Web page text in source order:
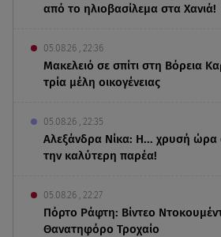
από το ηλιοβασίλεμα στα Χανιά!
05.08.26 , 22:36
Μακελειό σε σπίτι στη Βόρεια
τρία μέλη οικογένειας
05.08.26 , 22:35
Αλεξάνδρα Νίκα: Η... χρυσή
την καλύτερη παρέα!
05.08.26 , 22:27
Πόρτο Ράφτη: Bίντεο
Θανατηφόρο Τροχαίο